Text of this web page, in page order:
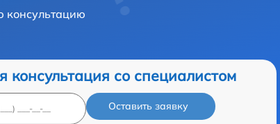
консультацию
консультация со специалистом
Оставить заявку